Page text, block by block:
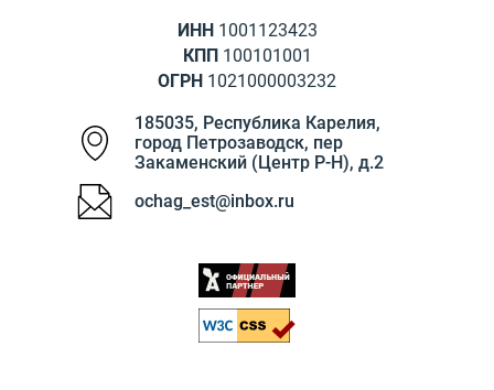
ИНН 1001123423
КПП100101001
ОГРН 1021000003232
185035, Республика Карелия,
город Петрозаводск, пер
Закаменский (Центр Р-Н), д.2
ochag_est@inbox.ru